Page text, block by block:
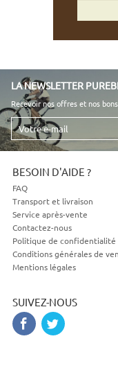
LA NEWSLETTER
Recevoir nos offres et nos
Votre
e-
mail
BESOIN D'AIDE ?
FAQ
Transport et livraison
Service après-vente
Contactez-nous
Politique de confidentialité
Conditions générales de
Mentions légales
SUIVEZ-NOUS